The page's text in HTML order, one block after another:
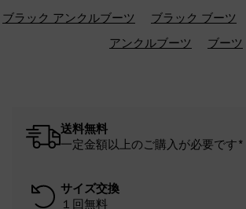
ブラック アンクルブーツ ブラック ブーツ
アンクルブーツ
ブーツ
送料無料
一定金額以上のご購入が必要です*
サイズ交換
１回無料